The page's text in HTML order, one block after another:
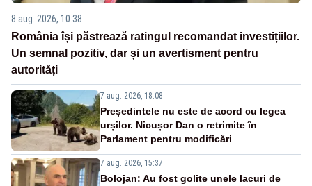
8 aug. 2026, 10:38
România își păstrează ratingul recomandat investițiilor.
Un semnal pozitiv, dar și un avertisment pentru
autorități
7 aug. 2026, 18:08
Președintele nu este de acord cu legea
urșilor. Nicușor Dan o retrimite în
Parlament pentru modificări
7 aug. 2026, 15:37
Bolojan: Au fost golite unele lacuri de